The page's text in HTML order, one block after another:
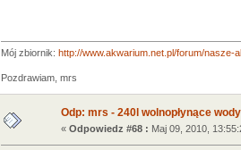
Mój zbiornik: http://www.akwarium.net.pl/forum/
Pozdrawiam, mrs
Odp: mrs - 240l wolnopłynące
« Odpowiedz #68 : Maj 09, 2010,